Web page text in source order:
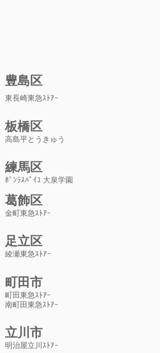
葛飾区
金町東急ｽﾄｱｰ
足立区
綾瀬東急ｽﾄｱｰ
豊島区
東長崎東急ｽﾄｱｰ
板橋区
高島平とうきゅう
練馬区
ﾎﾞﾝﾗｽﾊﾟｲﾕ 大泉学園​
町田市
​町田東急ｽﾄｱｰ
​南町田東急ｽﾄｱｰ
立川市
明治屋立川ｽﾄｱｰ​​